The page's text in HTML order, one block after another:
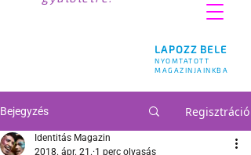
LAPOZZ BELE
NYOMTATOTT
MAGAZINJAINKBA
Bejegyzés Regisztráció
Identitás Magazin
2018. ápr. 21. 1 perc olvasás